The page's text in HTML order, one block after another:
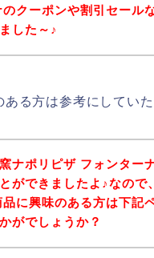
クーポンや割引セール
した～♪
る方は参考にしていた
ナポリピザ フォンター
ができましたよ♪なので
に興味のある方は下記
がでしょうか？